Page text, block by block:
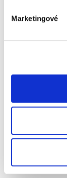
Marketingové